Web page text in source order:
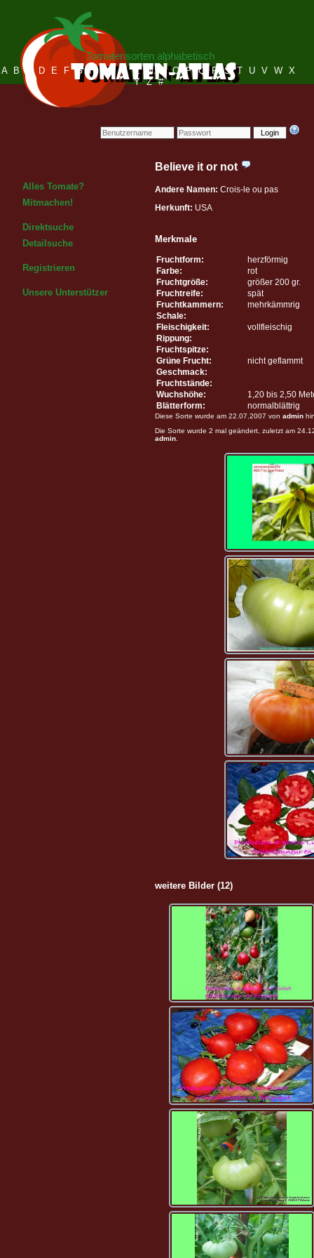
Login
Tomatensorten alphabetisch
A B C D E F G H I J K L M N O P Q R S T U V W X
Y Z #
Alles Tomate?
Mitmachen!
Direktsuche
Detailsuche
Registrieren
Unsere Unterstützer
Believe it or not
Andere Namen: Crois-le ou pas
Herkunft: USA
Merkmale
Fruchtform:
herzförmig
Farbe:
rot
Fruchtgröße:
größer 200 gr.
Fruchtreife:
spät
Fruchtkammern:
mehrkämmrig
Schale:
Fleischigkeit:
vollfleischig
Rippung:
Fruchtspitze:
Grüne Frucht:
nicht geflammt
Geschmack:
Fruchtstände:
Wuchshöhe:
1,20 bis 2,50
Blätterform:
normalblättrig
Diese Sorte wurde am 22.07.2007 von admin
Die Sorte wurde 2 mal geändert, zuletzt am
admin
weitere Bilder (12)